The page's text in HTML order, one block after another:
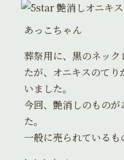
艶消しオニキ
あっこちゃん
葬祭用に、黒のネッ
たが、オニキスのて
いました。
今回、艶消しのもの
た。
一般に売られている